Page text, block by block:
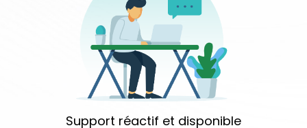
Support réactif et disponible